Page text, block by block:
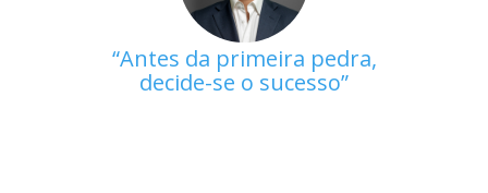
Antes da primeira pedra,
decide-se o sucesso